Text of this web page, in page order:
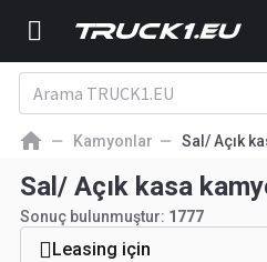
Kamyonlar Sal/ Açık
Sal/ Açık kasa
Sonuç bulunmuştur: 1777
Leasing için